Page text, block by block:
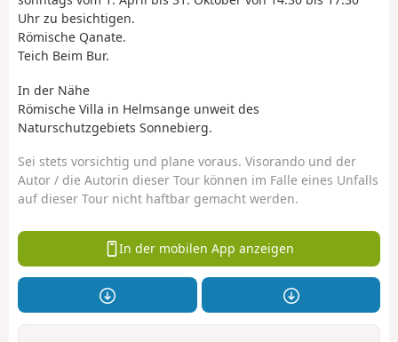
Uhr zu besichtigen.
Römische Qanate.
Teich Beim Bur.
In der Nähe
Römische Villa in Helmsange unweit des
Naturschutzgebiets Sonnebierg.
Sei stets vorsichtig und plane voraus. Visorando und der
Autor / die Autorin dieser Tour können im Falle eines Unfalls
auf dieser Tour nicht haftbar gemacht werden.
In der mobilen App anzeigen